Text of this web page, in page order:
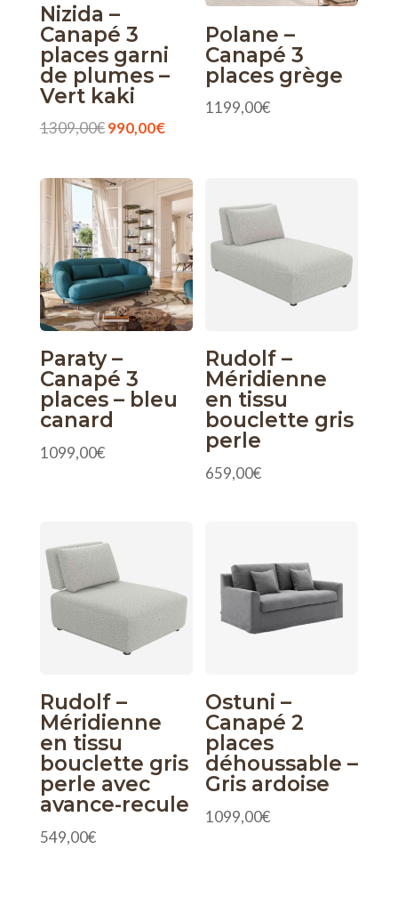
Nizida –
Canapé 3
places garni
de plumes –
Vert kaki
1309,00€ Le
initial
était :
1309,00€.
990,00€Le
actuel
est :
990,00€.
Polane –
Canapé 3
places grège
1199,00€
Paraty –
Canapé 3
places – bleu
canard
1099,00€
Rudolf –
Méridienne
en tissu
bouclette gris
perle
659,00€
Rudolf –
Méridienne
en tissu
bouclette gris
perle avec
avance-recule
549,00€
Ostuni –
Canapé 2
places
déhoussable –
Gris ardoise
1099,00€